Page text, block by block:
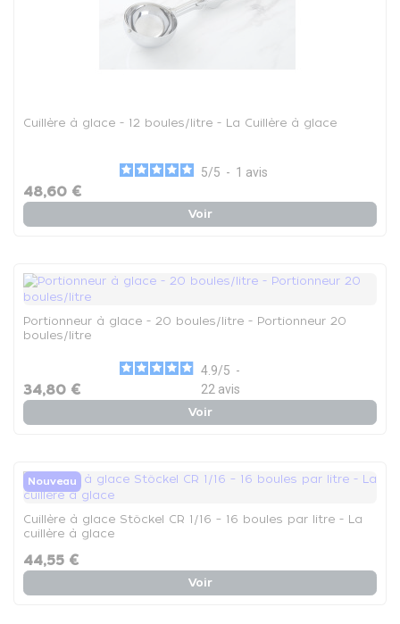
Cuillère à glace - 12 boules/litre - La Cuillère à glace
5/5 - 1 avis
48,60 €
Voir
Portionneur à glace - 20 boules/litre - Portionneur 20
boules/litre
4.9/5 -
22 avis
34,80 €
Voir
Nouveau
Cuillère à glace Stöckel CR 1/16 – 16 boules par litre - La
cuillère à glace
44,55 €
Voir